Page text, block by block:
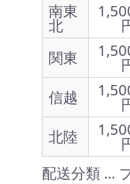
南東
北
関東
信越
北陸
配送分類 …